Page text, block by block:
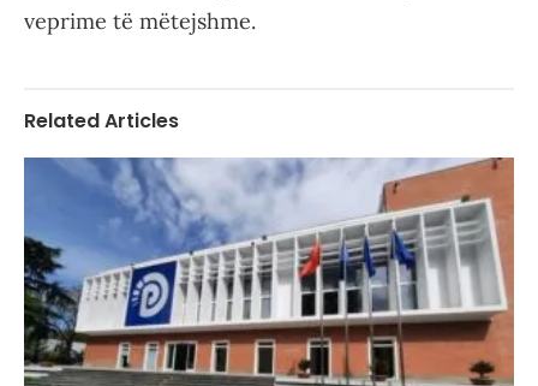
veprime të mëtejshme.
Related Articles